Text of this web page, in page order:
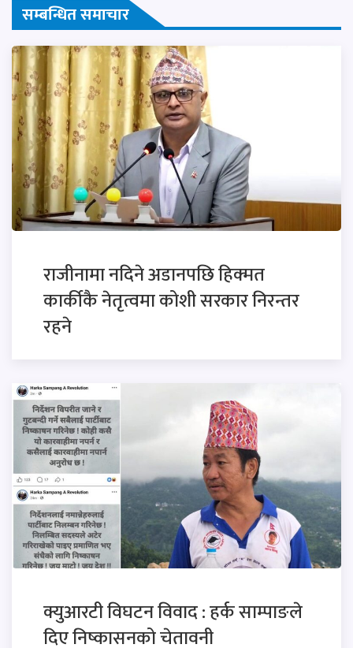
सम्बन्धित समाचार
राजीनामा नदिने अडानपछि हिक्मत
कार्कीकै नेतृत्वमा कोशी सरकार निरन्तर
रहने
क्युआरटी विघटन विवाद : हर्क साम्पाङले
दिए निष्कासनको चेतावनी